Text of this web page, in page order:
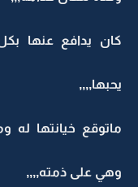
كان يدافع عنها
يحبها,,,,
ماتوقع خيانتها
وهي على ذمته,,,,